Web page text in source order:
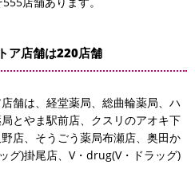
ア店舗は220店舗
舗は、経堂薬局、総曲輪薬局、ハ
とやま駅前店、クスリのアオキ下
店、そうごう薬局布瀬店、奥田か
グ)掛尾店、V・drug(V・ドラッグ)